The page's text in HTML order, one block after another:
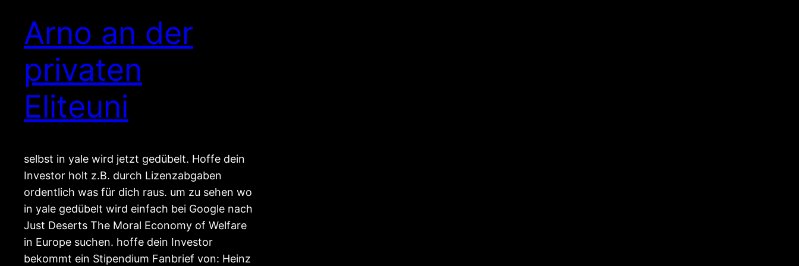
Arno an der
privaten
Eliteuni
selbst in yale wird jetzt gedübelt. Hoffe dein
Investor holt z.B. durch Lizenzabgaben
ordentlich was für dich raus. um zu sehen wo
in yale gedübelt wird einfach bei Google nach
Just Deserts The Moral Economy of Welfare
in Europe suchen. hoffe dein Investor
bekommt ein Stipendium Fanbrief von: Heinz